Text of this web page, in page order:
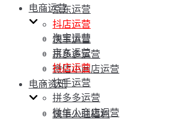
京东运营
抖店运营
快手运营
拼多多运营
微信小商店运营
电商资讯
快手入驻福利
电商运营
淘宝运营
京东运营
抖店运营
快手运营
拼多多运营
微信小商店运营